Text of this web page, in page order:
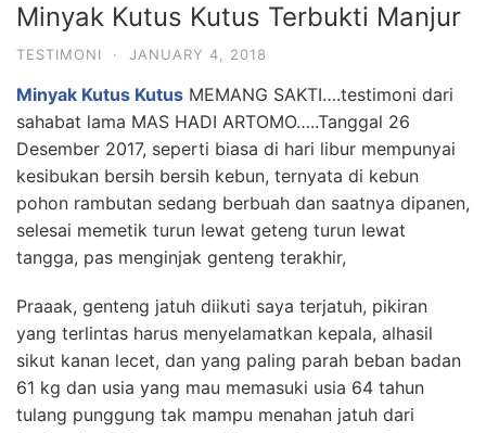
Minyak Kutus Kutus Terbukti Manjur
TESTIMONI · JANUARY 4, 2018
Minyak Kutus Kutus MEMANG SAKTI….testimoni dari
sahabat lama MAS HADI ARTOMO…..Tanggal 26
Desember 2017, seperti biasa di hari libur mempunyai
kesibukan bersih bersih kebun, ternyata di kebun
pohon rambutan sedang berbuah dan saatnya dipanen,
selesai memetik turun lewat geteng turun lewat
tangga, pas menginjak genteng terakhir,
Praaak, genteng jatuh diikuti saya terjatuh, pikiran
yang terlintas harus menyelamatkan kepala, alhasil
sikut kanan lecet, dan yang paling parah beban badan
61 kg dan usia yang mau memasuki usia 64 tahun
tulang punggung tak mampu menahan jatuh dari